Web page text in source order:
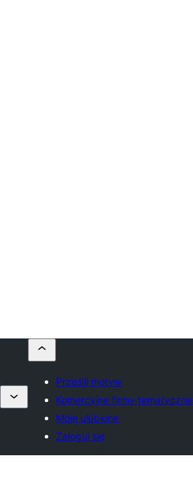
Prześlij motyw
Komercyjne firmy tematyczne
Moje ulubione
Zaloguj się